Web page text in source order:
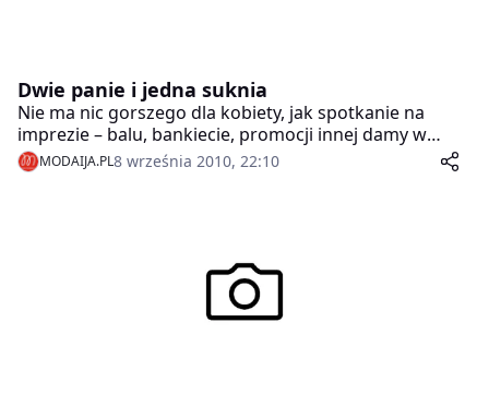
Dwie panie i jedna suknia
Nie ma nic gorszego dla kobiety, jak spotkanie na
imprezie – balu, bankiecie, promocji innej damy w
takiej samej kreacji. Na nic przygotowania, pracowite
dobieranie dodatków, fryzury i makijażu. Na nic
MODAIJA.PL8 września 2010, 22:10